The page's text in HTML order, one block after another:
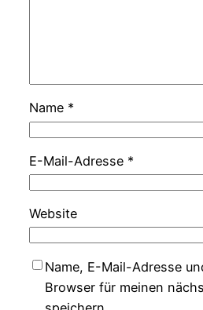
Name *
E-Mail-Adresse *
Website
Name, E-Mail-Adresse
Browser für meinen